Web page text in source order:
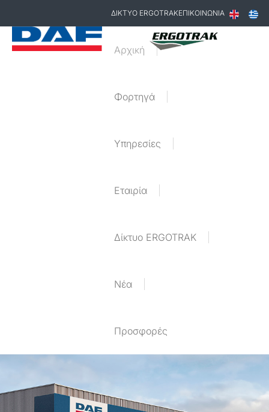
ΔΙΚΤΥΟ ERGOTRAKΕΠΙΚΟΙΝΩΝΙΑ
Αρχική
Φορτηγά
Υπηρεσίες
Εταιρία
Δίκτυο ERGOTRAK
Nέα
Προσφορές